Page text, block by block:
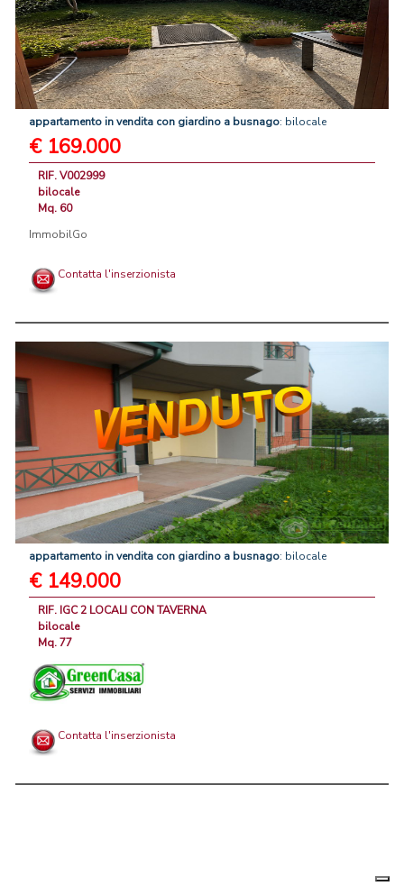
appartamento invendita con giardino a busnago: bilocale
€ 169.000
RIF. V002999
bilocale
Mq. 60
ImmobilGo
Contatta l'inserzionista
appartamento invendita con giardino a busnago: bilocale
€ 149.000
RIF. IGC 2 LOCALI CON TAVERNA
bilocale
Mq. 77
Contatta l'inserzionista